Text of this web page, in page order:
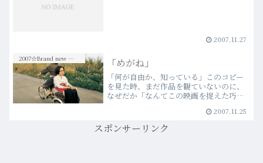
2007.11.27
2007☆Brand new Movies 「めがね」
「何が自由か、知っている」このコピー
を見た時、まだ作品を観ていないのに、
なぜだか「なんてこの映画を捉えた巧い
食堂」の監督が描き出す新しい映画世界
が、きっと「自由」というものの本質を
さらっと表現しているのだ…more
2007.11.25
スポンサーリンク